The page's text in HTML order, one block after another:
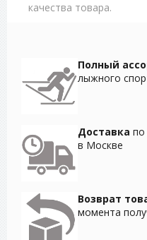
качества товара.
Полный
лыжного
Доставка по
в Москве
Возврат
момента